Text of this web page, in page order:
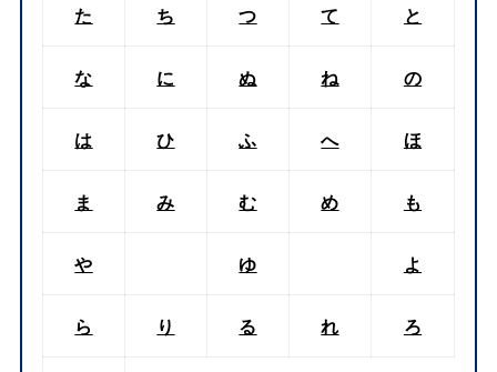
た ち つ て と
な に ぬ ね の
は ひ ふ へ ほ
ま み む め も
や ゆ よ
ら り る れ ろ